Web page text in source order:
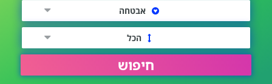
אבטחה
הכל
חיפוש